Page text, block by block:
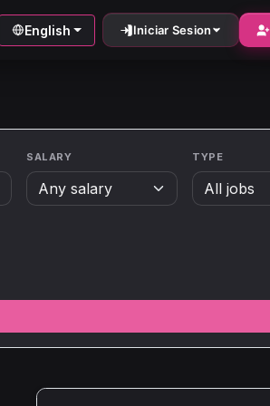
English Iniciar Sesion
SALARY TYPE